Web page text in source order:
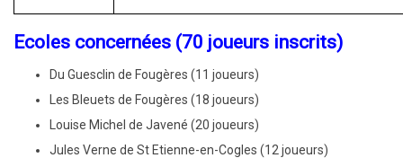
Ecoles concernées (70 joueurs inscrits)
Du Guesclin de Fougères (11 joueurs)
Les Bleuets de Fougères (18 joueurs)
Louise Michel de Javené (20 joueurs)
Jules Verne de St Etienne-en-Cogles (12 joueurs)